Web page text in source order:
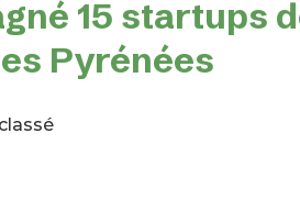
15 startups
Pyrénées